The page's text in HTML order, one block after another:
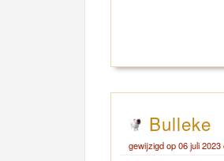
Bulleke
gewijzigd op 06 juli 2023